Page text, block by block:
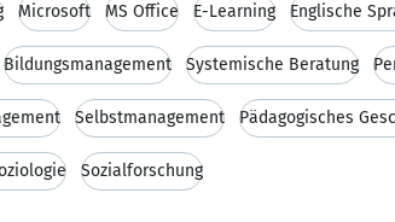
Microsoft MS Office E-Learning Englische
Bildungsmanagement Systemische Beratung
Selbstmanagement Pädagogisches
Sozialforschung